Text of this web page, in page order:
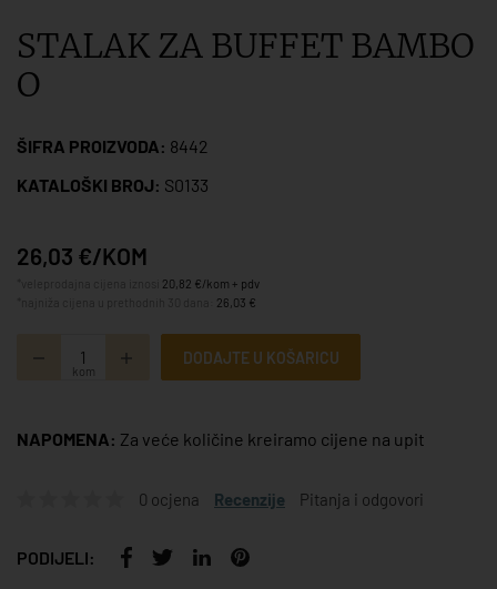
STALAK ZA BUFFET BAMBO
O
ŠIFRA PROIZVODA: 8442
KATALOŠKI BROJ: S0133
26,03 €/KOM
20,82 €/kom + pdv
26,03 €
kom
DODAJTE U KOŠARICU
NAPOMENA: Za veće količine kreiramo cijene na upit
0 ocjena Recenzije Pitanja i odgovori
PODIJELI: